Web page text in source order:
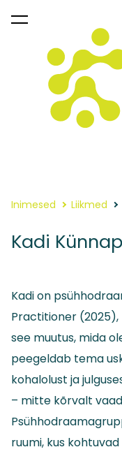
lisati ostukorvi.
Inimesed Liikmed
Kadi
Kadi on
Practitioner (2025),
see muutus, mida
peegeldab tema
kohalolust ja
– mitte kõrvalt
ruumi, kus